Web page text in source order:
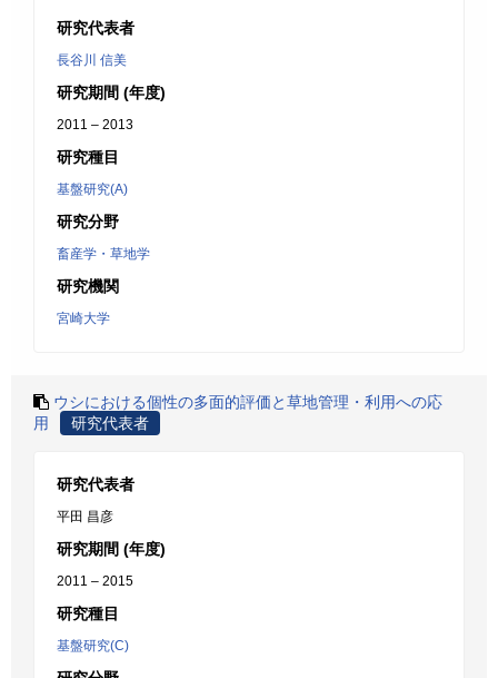
研究代表者
長谷川 信美
研究期間 (年度)
2011 – 2013
研究種目
基盤研究(A)
研究分野
畜産学・草地学
研究機関
宮崎大学
ウシにおける個性の多面的評価と草地管理・利用への応
用
研究代表者
研究代表者
平田 昌彦
研究期間 (年度)
2011 – 2015
研究種目
基盤研究(C)